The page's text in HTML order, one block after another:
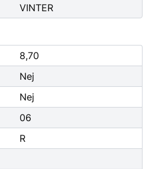
VINTER
8,70
Nej
Nej
06
R